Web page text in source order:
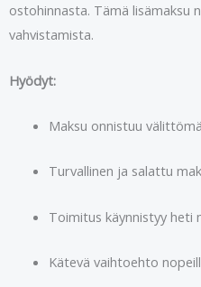
ostohinnasta. Tämä lisämaksu
vahvistamista.
Hyödyt:
Maksu onnistuu
Turvallinen ja salattu
Toimitus käynnistyy heti
Kätevä vaihtoehto